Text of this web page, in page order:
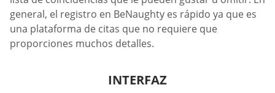
general, el registro en BeNaughty es rápido ya que es
una plataforma de citas que no requiere que
proporciones muchos detalles.
INTERFAZ